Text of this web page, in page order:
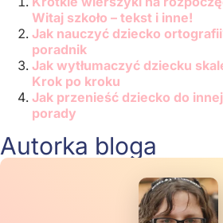
Witaj szkoło – tekst i inne!
Jak nauczyć dziecko
poradnik
Jak wytłumaczyć dziecku
Krok po kroku
Jak przenieść dziecko do
porady
Autorka bloga